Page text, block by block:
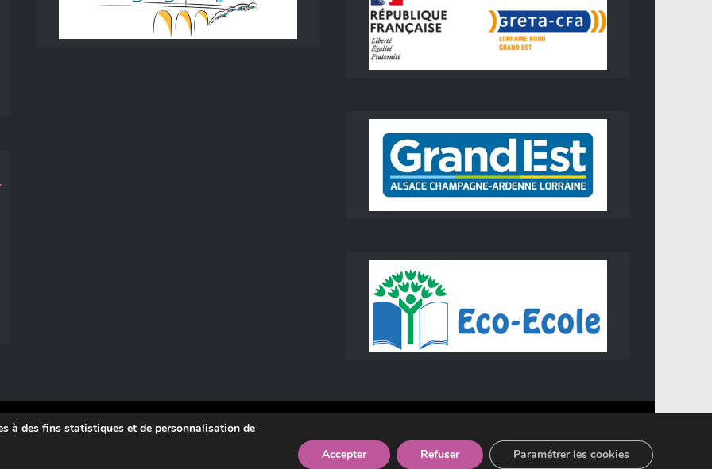
à des fins statistiques et de personnalisation de
Accepter Refuser Paramétrer les cookies